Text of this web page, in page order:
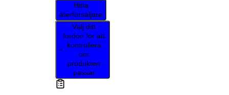
Hitta
återförsäljare
Välj ditt
fordon för att
kontrollera
om
produkten
passar